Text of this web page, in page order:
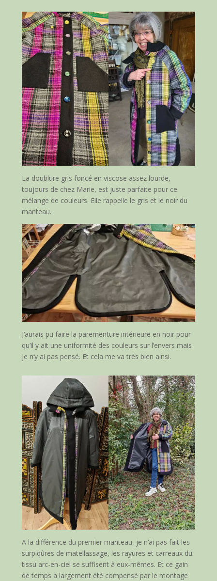
La doublure gris foncé en viscose assez lourde,
toujours de chez Marie, est juste parfaite pour ce
mélange de couleurs. Elle rappelle le gris et le noir du
manteau.
J’aurais pu faire la parementure intérieure en noir pour
qu’il y ait une uniformité des couleurs sur l’envers mais
je n’y ai pas pensé. Et cela me va très bien ainsi.
A la différence du premier manteau, je n’ai pas fait les
surpiqûres de matellassage, les rayures et carreaux du
tissu arc-en-ciel se suffisent à eux-mêmes. Et ce gain
de temps a largement été compensé par le montage